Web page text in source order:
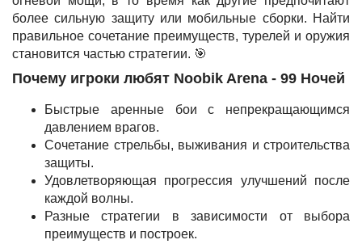
более сильную защиту или мобильные сборки. Найти
правильное сочетание преимуществ, турелей и оружия
становится частью стратегии. 🎯
Почему игроки любят Noobik Arena - 99 Ночей
Быстрые аренные бои с непрекращающимся
давлением врагов.
Сочетание стрельбы, выживания и строительства
защиты.
Удовлетворяющая прогрессия улучшений после
каждой волны.
Разные стратегии в зависимости от выбора
преимуществ и построек.